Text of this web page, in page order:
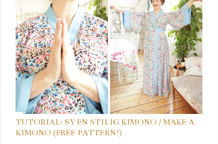
TUTORIAL: SY EN STILIG KIMONO / MAKE A
KIMONO (FREE PATTERN!)